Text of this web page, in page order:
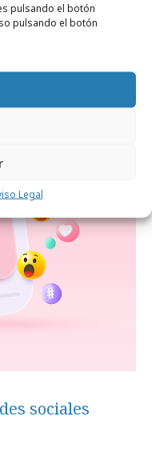
pulsando el botón
pulsando el botón
Legal
compra
sociales